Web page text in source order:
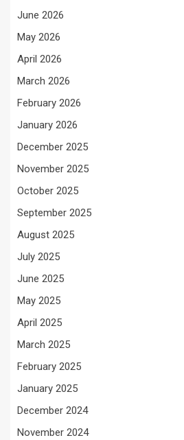
June 2026
May 2026
April 2026
March 2026
February 2026
January 2026
December 2025
November 2025
October 2025
September 2025
August 2025
July 2025
June 2025
May 2025
April 2025
March 2025
February 2025
January 2025
December 2024
November 2024